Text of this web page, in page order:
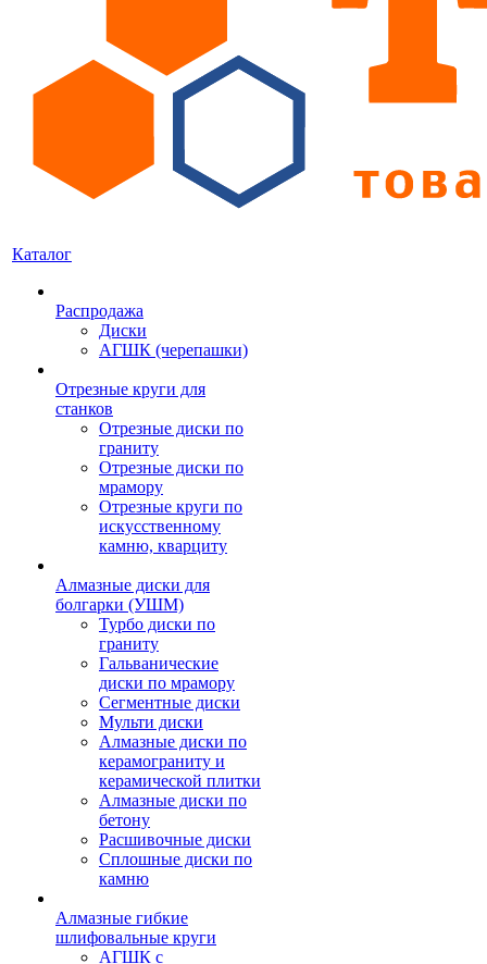
Каталог
Распродажа
Диски
АГШК (черепашки)
Отрезные круги для
станков
Отрезные диски по
граниту
Отрезные диски по
мрамору
Отрезные круги по
искусственному
камню, кварциту
Алмазные диски для
болгарки (УШМ)
Турбо диски по
граниту
Гальванические
диски по мрамору
Сегментные диски
Мульти диски
Алмазные диски по
керамограниту и
керамической плитки
Алмазные диски по
бетону
Расшивочные диски
Сплошные диски по
камню
Алмазные гибкие
шлифовальные круги
АГШК с